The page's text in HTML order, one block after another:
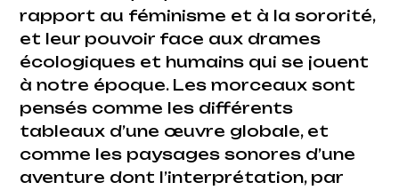
rapport au féminisme et à la sororité,
et leur pouvoir face aux drames
écologiques et humains qui se jouent
à notre époque. Les morceaux sont
pensés comme les différents
tableaux d’une œuvre globale, et
comme les paysages sonores d’une
aventure dont l’interprétation, par